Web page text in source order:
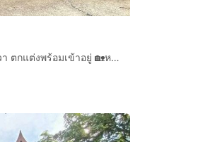
📣ขายบ้านเดี่ยวชั้นเดียว เนื้อที่ 52.3 ตารางวา ตกแต่งพร้อมเข้าอยู่ 🏡หมู่บ้านธัญญธานี ต.จอหอ เมืองนครราชสีมา